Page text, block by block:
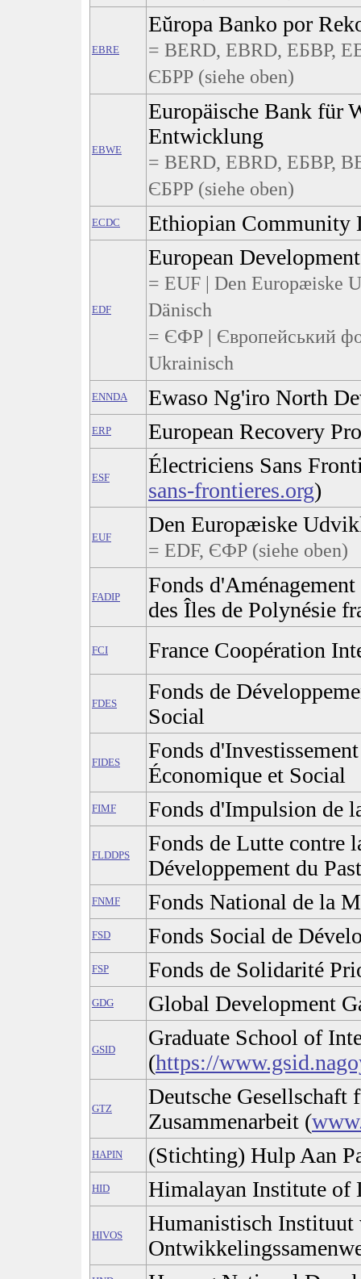
EBRE
Eŭropa Banko por
= BERD, EBRD, ЕБВР,
ЄБРР (siehe oben)
EBWE
Europäische Bank für
Entwicklung
= BERD, EBRD, ЕБВР,
ЄБРР (siehe oben)
ECDC Ethiopian Community
EDF
European
= EUF | Den Europæiske
Dänisch
= ЄФР | Європейський
Ukrainisch
ENNDA Ewaso Ng'iro North
ERP European Recovery
ESF
Électriciens Sans
sans-frontieres.org)
EUF
Den Europæiske
= EDF, ЄФР (siehe oben)
FADIP
Fonds
des Îles de Polynésie
FCI France Coopération
FDES
Fonds de
Social
FIDES
Fonds
Économique et Social
FIMF Fonds d'Impulsion de
FLDDPS
Fonds de Lutte contre
Développement du
FNMF Fonds National de la
FSD Fonds Social de
FSP Fonds de Solidarité
GDG Global Development
GSID
Graduate School of
(https://
GTZ
Deutsche Gesellschaft
Zusammenarbeit (
HAPIN (Stichting) Hulp Aan
HID Himalayan Institute of
HIVOS
Humanistisch Instituut